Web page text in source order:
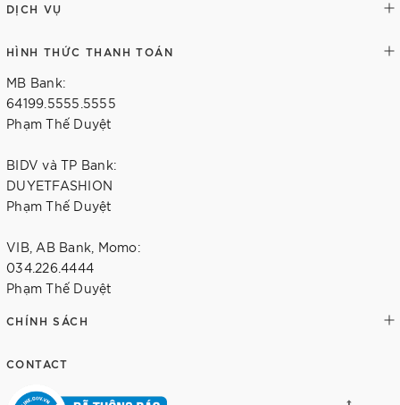
DỊCH VỤ
HÌNH THỨC THANH TOÁN
MB Bank:
64199.5555.5555
Phạm Thế Duyệt
BIDV và TP Bank:
DUYETFASHION
Phạm Thế Duyệt
VIB, AB Bank, Momo:
034.226.4444
Phạm Thế Duyệt
CHÍNH SÁCH
CONTACT